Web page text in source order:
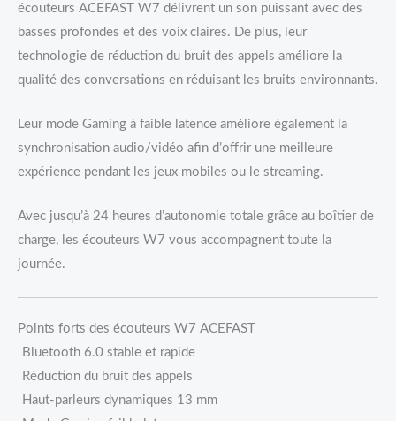
écouteurs ACEFAST W7 délivrent un son puissant avec des
basses profondes et des voix claires. De plus, leur
technologie de réduction du bruit des appels améliore la
qualité des conversations en réduisant les bruits environnants.
Leur mode Gaming à faible latence améliore également la
synchronisation audio/vidéo afin d’offrir une meilleure
expérience pendant les jeux mobiles ou le streaming.
Avec jusqu’à 24 heures d’autonomie totale grâce au boîtier de
charge, les écouteurs W7 vous accompagnent toute la
journée.
Points forts des écouteurs W7 ACEFAST
Bluetooth 6.0 stable et rapide
Réduction du bruit des appels
Haut-parleurs dynamiques 13 mm